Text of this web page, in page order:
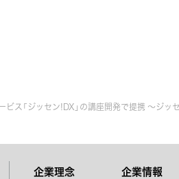
ス「ジッセン!DX」の講座開発で提携 ～ジ
企業理念 企業情報